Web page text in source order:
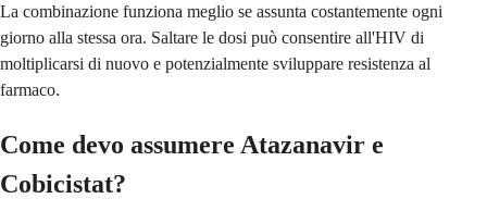
La combinazione funziona meglio se assunta costantemente ogni
giorno alla stessa ora. Saltare le dosi può consentire all'HIV di
moltiplicarsi di nuovo e potenzialmente sviluppare resistenza al
farmaco.
Come devo assumere Atazanavir e
Cobicistat?